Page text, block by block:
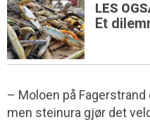
LES
Et
– Moloen på
men steinura gjør det